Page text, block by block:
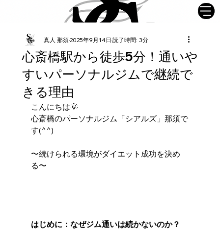
心斎橋駅から徒歩5分！通いや
すいパーソナルジムで継続で
きる理由
真人 那須2025年9月14日 読了時間: 3分
こんにちは🌞
心斎橋のパーソナルジム「シアルズ」那須で
す(^^)
〜続けられる環境がダイエット成功を決め
る〜
はじめに：なぜジム通いは続かないのか？